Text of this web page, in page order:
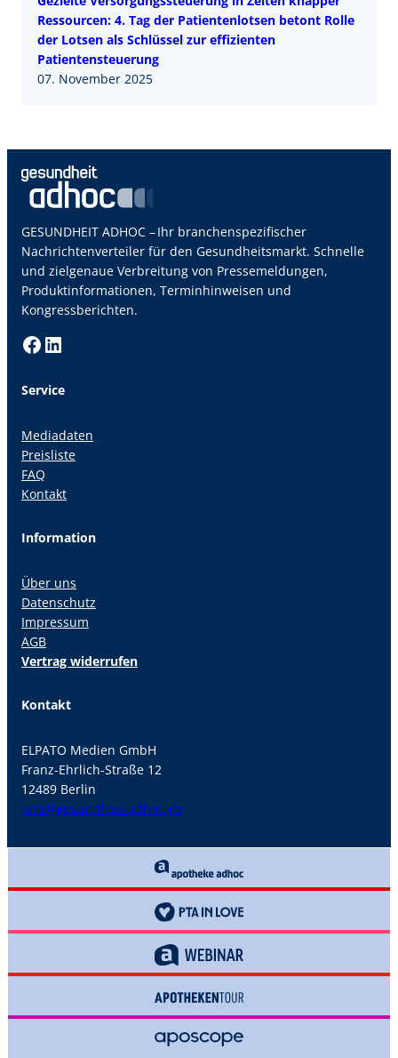
Ressourcen: 4. Tag der Patientenlotsen betont Rolle
der Lotsen als Schlüssel zur effizienten
Patientensteuerung
07. November 2025
GESUNDHEIT ADHOC – Ihr branchenspezifischer
Nachrichtenverteiler für den Gesundheitsmarkt. Schnelle
und zielgenaue Verbreitung von Pressemeldungen,
Produktinformationen, Terminhinweisen und
Kongressberichten.
Facebook LinkedIn
Service
Mediadaten
Preisliste
FAQ
Kontakt
Information
Über uns
Datenschutz
Impressum
AGB
Vertrag widerrufen
Kontakt
ELPATO Medien GmbH
Franz-Ehrlich-Straße 12
12489 Berlin
info@gesundheit-adhoc.de